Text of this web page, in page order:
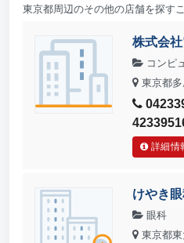
東京都周辺のその他の店舗を探す
株式会
コンピ
東京都
詳細情
けやき
眼科
東京都